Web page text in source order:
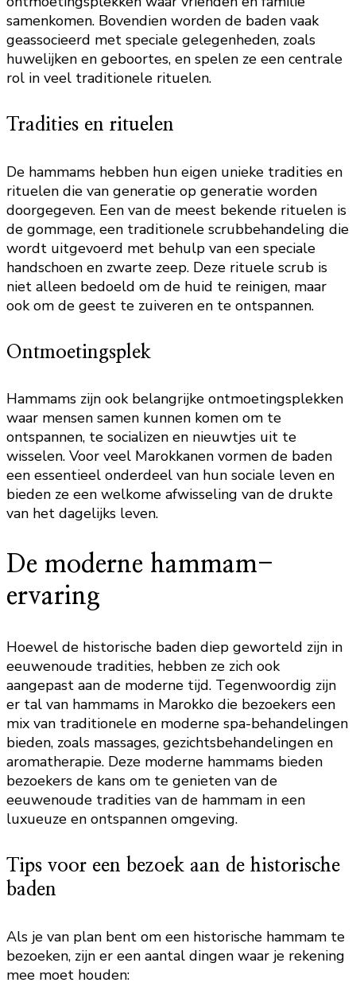
samenkomen. Bovendien worden de baden vaak
geassocieerd met speciale gelegenheden, zoals
huwelijken en geboortes, en spelen ze een centrale
rol in veel traditionele rituelen.
Tradities en rituelen
De hammams hebben hun eigen unieke tradities en
rituelen die van generatie op generatie worden
doorgegeven. Een van de meest bekende rituelen is
de gommage, een traditionele scrubbehandeling die
wordt uitgevoerd met behulp van een speciale
handschoen en zwarte zeep. Deze rituele scrub is
niet alleen bedoeld om de huid te reinigen, maar
ook om de geest te zuiveren en te ontspannen.
Ontmoetingsplek
Hammams zijn ook belangrijke ontmoetingsplekken
waar mensen samen kunnen komen om te
ontspannen, te socializen en nieuwtjes uit te
wisselen. Voor veel Marokkanen vormen de baden
een essentieel onderdeel van hun sociale leven en
bieden ze een welkome afwisseling van de drukte
van het dagelijks leven.
De moderne hammam-
ervaring
Hoewel de historische baden diep geworteld zijn in
eeuwenoude tradities, hebben ze zich ook
aangepast aan de moderne tijd. Tegenwoordig zijn
er tal van hammams in Marokko die bezoekers een
mix van traditionele en moderne spa-behandelingen
bieden, zoals massages, gezichtsbehandelingen en
aromatherapie. Deze moderne hammams bieden
bezoekers de kans om te genieten van de
eeuwenoude tradities van de hammam in een
luxueuze en ontspannen omgeving.
Tips voor een bezoek aan de historische
baden
Als je van plan bent om een historische hammam te
bezoeken, zijn er een aantal dingen waar je rekening
mee moet houden: